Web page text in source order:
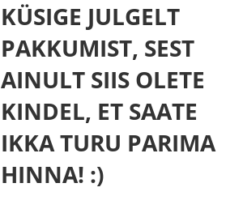
KÜSIGE JULGELT
PAKKUMIST, SEST
AINULT SIIS OLETE
KINDEL, ET SAATE
IKKA TURU PARIMA
HINNA! :)